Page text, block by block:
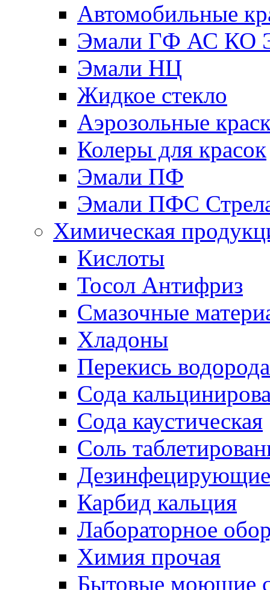
Автомобильные
Эмали ГФ АС КО
Эмали НЦ
Жидкое стекло
Аэрозольные
Колеры для красок
Эмали ПФ
Эмали ПФС
Химическая
Кислоты
Тосол Антифриз
Смазочные
Хладоны
Перекись водорода
Сода
Сода каустическая
Соль
Дезинфецирующие
Карбид кальция
Лабораторное
Химия прочая
Бытовые моющие